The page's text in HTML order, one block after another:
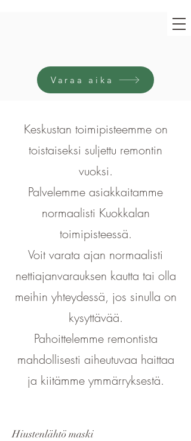
Varaa aika
Keskustan toimipisteemme on
toistaiseksi suljettu remontin
vuoksi.
Palvelemme asiakkaitamme
normaalisti Kuokkalan
toimipisteessä.
Voit varata ajan normaalisti
nettiajanvarauksen kautta tai olla
meihin yhteydessä, jos sinulla on
kysyttävää.
Pahoittelemme remontista
mahdollisesti aiheutuvaa haittaa
ja kiitämme ymmärryksestä.
Hiustenlähtö maski